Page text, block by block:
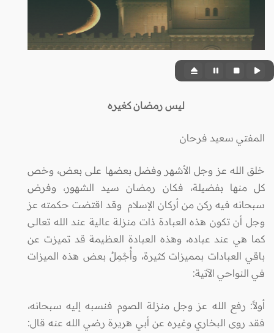
ليس رمضان كغيره
المفتي سعيد فرحان
خلق الله عز وجل الأشهر وفضل بعضها على بعض، وخص
كل منها بفضيلة، فكان رمضان سيد الشهور، وفرض
سبحانه فيه ركن من أركان الإسلام وقد اقتضت حكمته عز
وجل أن تكون هذه العبادة ذات منزلة عالية عند الله تعالى
كما هي عند عباده، وهذه العبادة العظيمة قد تميزت عن
باقي العبادات بمميزات كثيرة، وأُجْمِلُ بعض هذه الميزات
في النواحي الآتية:
أولاً: رفع الله عز وجل منزلة الصوم فنسبه إليه سبحانه،
فقد روى البخاري وغيره عن أبي هريرة رضي الله عنه قال: